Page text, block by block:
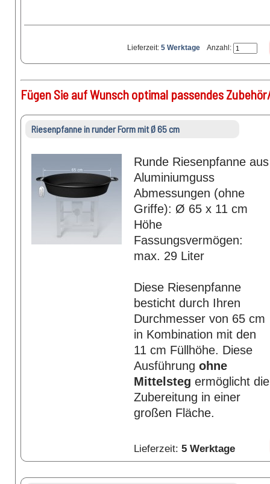
Lieferzeit: 5 Werktage Anzahl:
Fügen Sie auf Wunsch optimal passendes
Riesenpfanne in runder Form mit Ø 65 cm
Runde Riesenpfanne aus
Aluminiumguss
Abmessungen (ohne
Griffe): Ø 65 x 11 cm
Höhe
Fassungsvermögen:
max. 29 Liter
Diese Riesenpfanne
besticht durch Ihren
Durchmesser von 65 cm
in Kombination mit den
11 cm Füllhöhe. Diese
Ausführung ohne
Mittelsteg ermöglicht die
Zubereitung in einer
großen Fläche.
Lieferzeit: 5 Werktage